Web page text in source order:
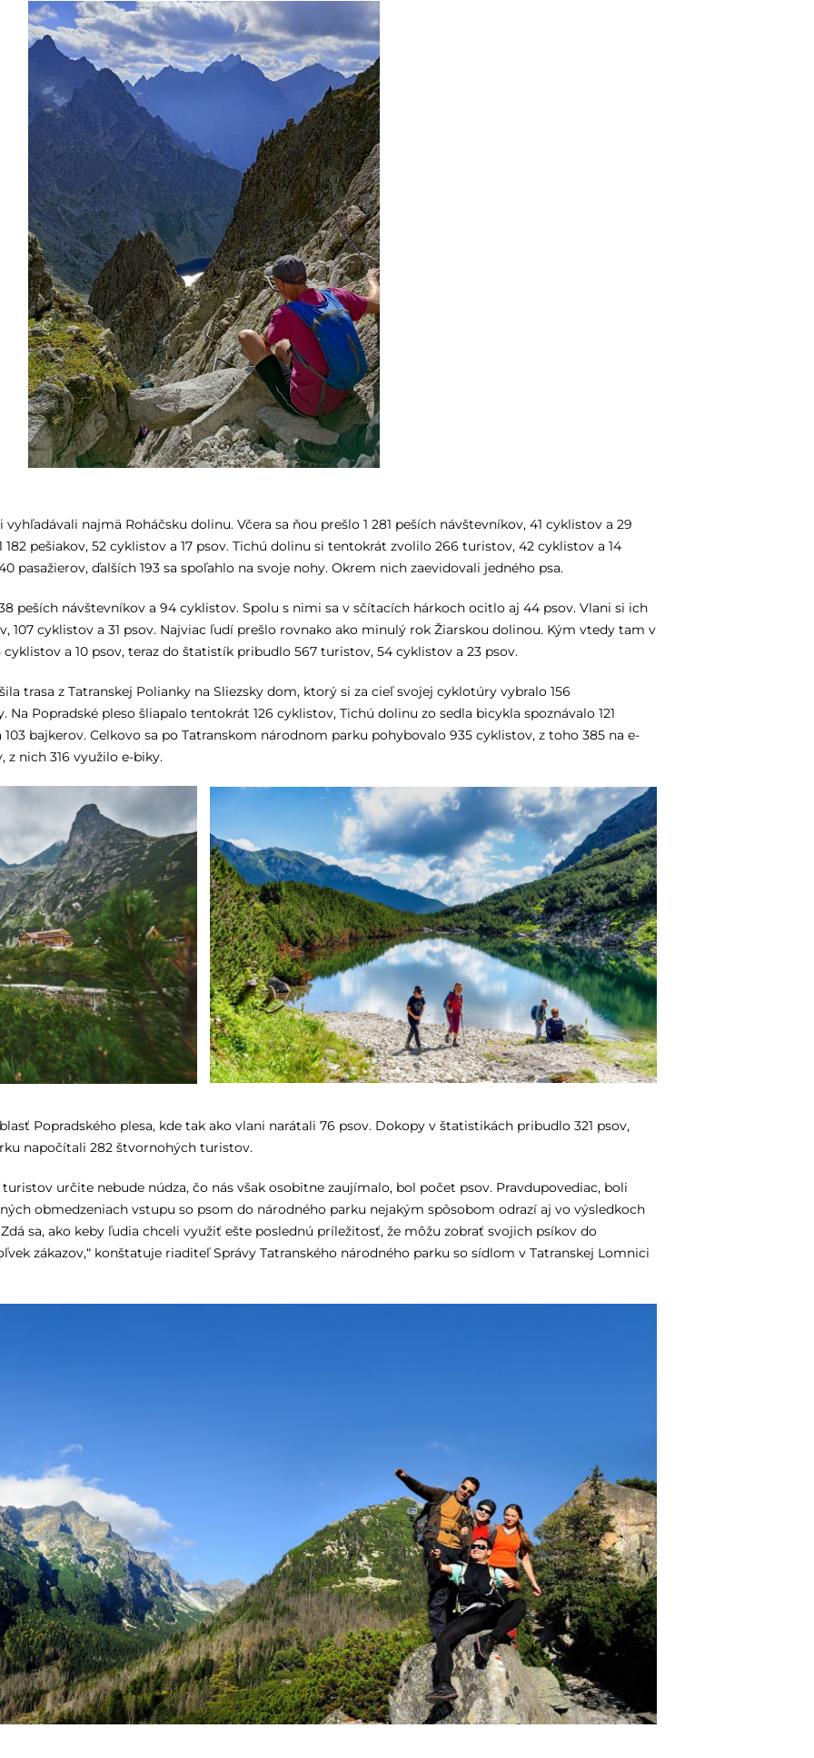
najmä Roháčsku dolinu. Včera sa ňou prešlo 1 281 peších návštevníkov, 41 cyklistov a 29
pešiakov, 52 cyklistov a 17 psov. Tichú dolinu si tentokrát zvolilo 266 turistov, 42 cyklistov a 14
pasažierov, ďalších 193 sa spoľahlo na svoje nohy. Okrem nich zaevidovali jedného psa.
peších návštevníkov a 94 cyklistov. Spolu s nimi sa v sčítacích hárkoch ocitlo aj 44 psov. Vlani si ich
107 cyklistov a 31 psov. Najviac ľudí prešlo rovnako ako minulý rok Žiarskou dolinou. Kým vtedy tam v
a 10 psov, teraz do štatistík pribudlo 567 turistov, 54 cyklistov a 23 psov.
trasa z Tatranskej Polianky na Sliezsky dom, ktorý si za cieľ svojej cyklotúry vybralo 156
Na Popradské pleso šliapalo tentokrát 126 cyklistov, Tichú dolinu zo sedla bicykla spoznávalo 121
bajkerov. Celkovo sa po Tatranskom národnom parku pohybovalo 935 cyklistov, z toho 385 na e-
nich 316 využilo e-biky.
Popradského plesa, kde tak ako vlani narátali 76 psov. Dokopy v štatistikách pribudlo 321 psov,
napočítali 282 štvornohých turistov.
určite nebude núdza, čo nás však osobitne zaujímalo, bol počet psov. Pravdupovediac, boli
obmedzeniach vstupu so psom do národného parku nejakým spôsobom odrazí aj vo výsledkoch
sa, ako keby ľudia chceli využiť ešte poslednú príležitosť, že môžu zobrať svojich psíkov do
zákazov,“ konštatuje riaditeľ Správy Tatranského národného parku so sídlom v Tatranskej Lomnici